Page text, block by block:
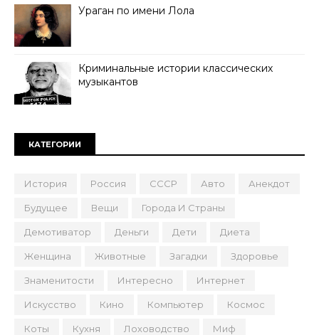
Ураган по имени Лола
Криминальные истории классических
музыкантов
КАТЕГОРИИ
История Россия СССР Авто Анекдот
Будущее Вещи Города И Страны
Демотиватор Деньги Дети Диета
Женщина Животные Загадки Здоровье
Знаменитости Интересно Интернет
Искусство Кино Компьютер Космос
Коты Кухня Лоховодство Миф